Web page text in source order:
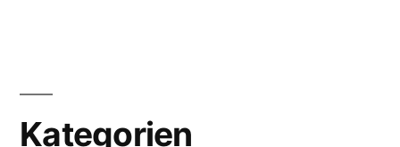
Kategorien